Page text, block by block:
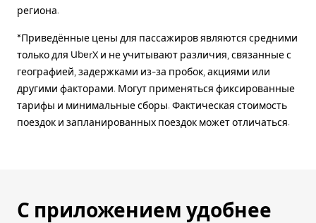
региона.
*Приведённые цены для пассажиров являются средними
только для UberX и не учитывают различия, связанные с
географией, задержками из-за пробок, акциями или
другими факторами. Могут применяться фиксированные
тарифы и минимальные сборы. Фактическая стоимость
поездок и запланированных поездок может отличаться.
С приложением удобнее